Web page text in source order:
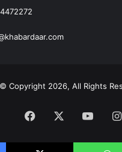
© Copyright 2026, All Rights
Facebook